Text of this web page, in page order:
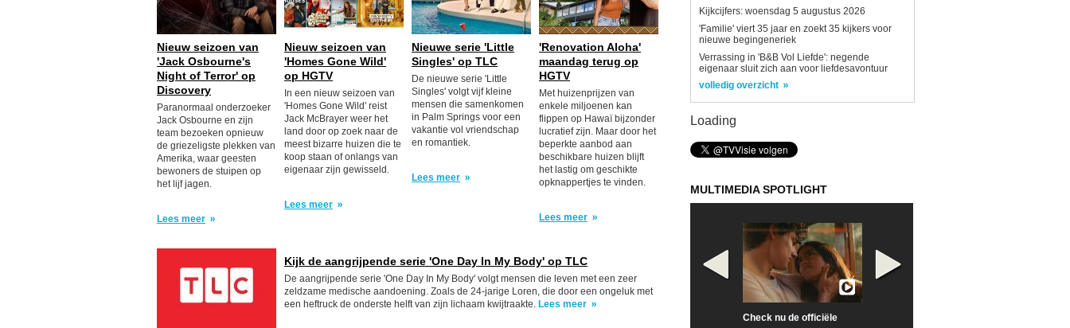
Nieuw seizoen van
'Jack Osbourne's
Night of Terror' op
Discovery
Paranormaal onderzoeker
Jack Osbourne en zijn
team bezoeken opnieuw
de griezeligste plekken van
Amerika, waar geesten
bewoners de stuipen op
het lijf jagen.
Lees meer
Nieuw seizoen van
'Homes Gone Wild'
op HGTV
In een nieuw seizoen van
'Homes Gone Wild' reist
Jack McBrayer weer het
land door op zoek naar de
meest bizarre huizen die te
koop staan of onlangs van
eigenaar zijn gewisseld.
Lees meer
Nieuwe serie 'Little
Singles' op TLC
De nieuwe serie 'Little
Singles' volgt vijf kleine
mensen die samenkomen
in Palm Springs voor een
vakantie vol vriendschap
en romantiek.
Lees meer
'Renovation Aloha'
maandag terug op
HGTV
Met huizenprijzen van
enkele miljoenen kan
flippen op Hawaï bijzonder
lucratief zijn. Maar door het
beperkte aanbod aan
beschikbare huizen blijft
het lastig om geschikte
opknappertjes te vinden.
Lees meer
Kijk de aangrijpende serie 'One Day In My Body' op TLC
De aangrijpende serie 'One Day In My Body' volgt mensen die leven met een zeer
zeldzame medische aandoening. Zoals de 24-jarige Loren, die door een ongeluk met
een heftruck de onderste helft van zijn lichaam kwijtraakte. Lees meer
Kijkcijfers: woensdag 5 augustus 2026
'Familie' viert 35 jaar en zoekt 35 kijkers voor
nieuwe begingeneriek
Verrassing in 'B&B Vol Liefde': negende
eigenaar sluit zich aan voor liefdesavontuur
volledig overzicht
Loading
MULTIMEDIA SPOTLIGHT
Check nu de officiële